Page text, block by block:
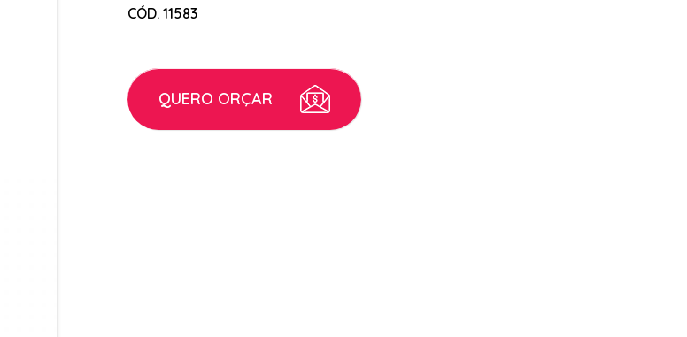
CÓD. 11583
QUERO ORÇAR